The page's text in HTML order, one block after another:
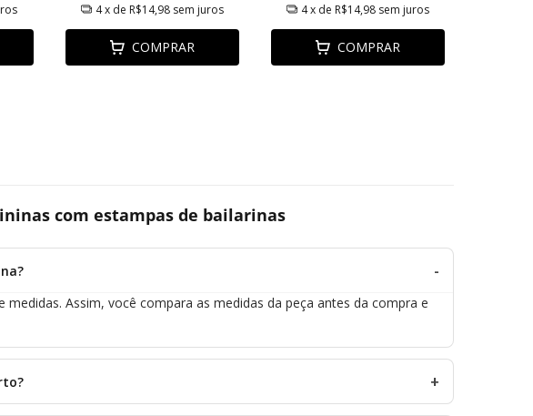
4x de R$14,98 sem juros
COMPRAR
4x de R$14,98 sem juros
COMPRAR
com estampas de bailarinas
medidas. Assim, você compara as medidas da peça antes da compra e